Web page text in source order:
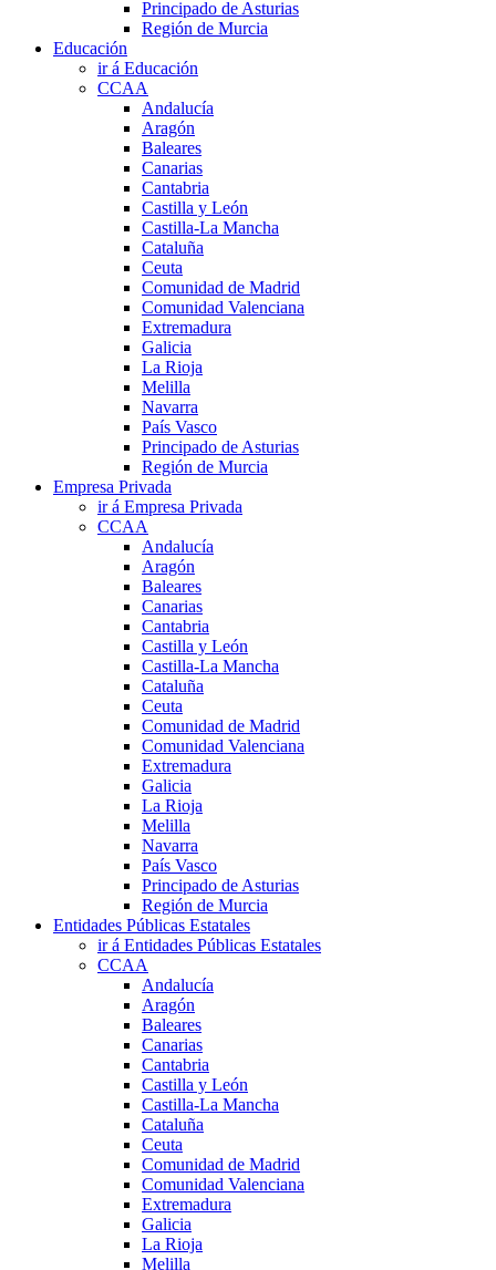
Principado de Asturias
Región de Murcia
Educación
ir á Educación
CCAA
Andalucía
Aragón
Baleares
Canarias
Cantabria
Castilla y León
Castilla-La Mancha
Cataluña
Ceuta
Comunidad de Madrid
Comunidad Valenciana
Extremadura
Galicia
La Rioja
Melilla
Navarra
País Vasco
Principado de Asturias
Región de Murcia
Empresa Privada
ir á Empresa Privada
CCAA
Andalucía
Aragón
Baleares
Canarias
Cantabria
Castilla y León
Castilla-La Mancha
Cataluña
Ceuta
Comunidad de Madrid
Comunidad Valenciana
Extremadura
Galicia
La Rioja
Melilla
Navarra
País Vasco
Principado de Asturias
Región de Murcia
Entidades Públicas Estatales
ir á Entidades Públicas Estatales
CCAA
Andalucía
Aragón
Baleares
Canarias
Cantabria
Castilla y León
Castilla-La Mancha
Cataluña
Ceuta
Comunidad de Madrid
Comunidad Valenciana
Extremadura
Galicia
La Rioja
Melilla